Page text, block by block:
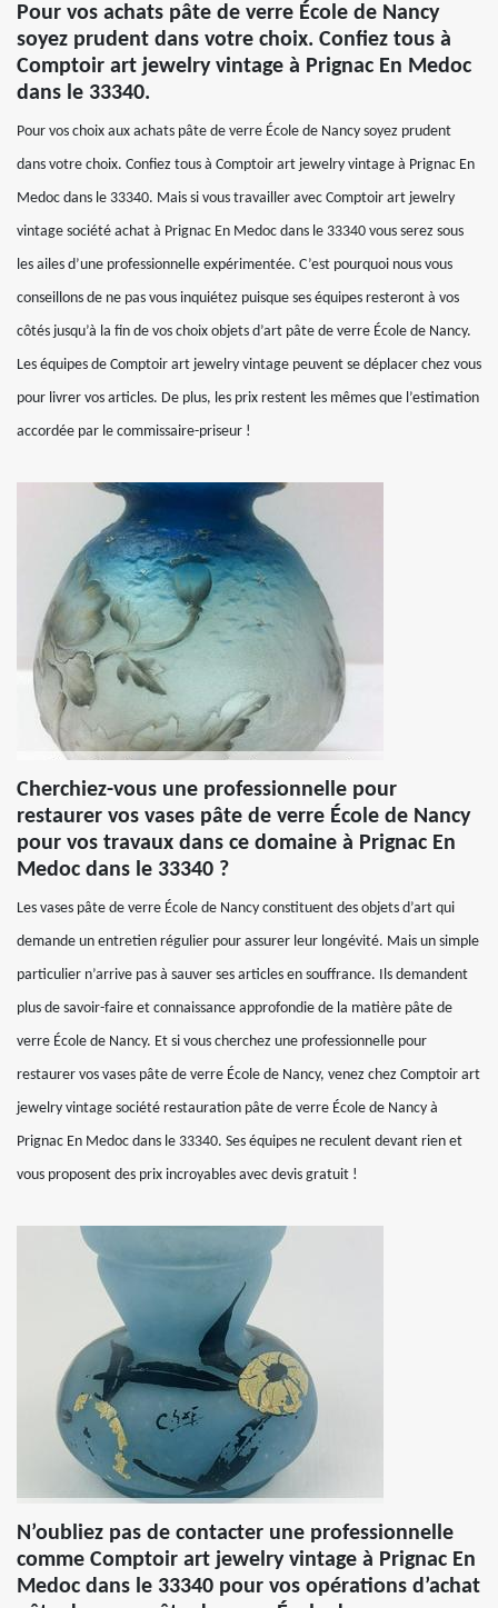
Pour vos achats pâte de verre École de Nancy
soyez prudent dans votre choix. Confiez tous à
Comptoir art jewelry vintage à Prignac En Medoc
dans le 33340.
Pour vos choix aux achats pâte de verre École de Nancy soyez prudent
dans votre choix. Confiez tous à Comptoir art jewelry vintage à Prignac En
Medoc dans le 33340. Mais si vous travailler avec Comptoir art jewelry
vintage société achat à Prignac En Medoc dans le 33340 vous serez sous
les ailes d’une professionnelle expérimentée. C’est pourquoi nous vous
conseillons de ne pas vous inquiétez puisque ses équipes resteront à vos
côtés jusqu’à la fin de vos choix objets d’art pâte de verre École de Nancy.
Les équipes de Comptoir art jewelry vintage peuvent se déplacer chez vous
pour livrer vos articles. De plus, les prix restent les mêmes que l’estimation
accordée par le commissaire-priseur !
Cherchiez-vous une professionnelle pour
restaurer vos vases pâte de verre École de Nancy
pour vos travaux dans ce domaine à Prignac En
Medoc dans le 33340 ?
Les vases pâte de verre École de Nancy constituent des objets d’art qui
demande un entretien régulier pour assurer leur longévité. Mais un simple
particulier n’arrive pas à sauver ses articles en souffrance. Ils demandent
plus de savoir-faire et connaissance approfondie de la matière pâte de
verre École de Nancy. Et si vous cherchez une professionnelle pour
restaurer vos vases pâte de verre École de Nancy, venez chez Comptoir art
jewelry vintage société restauration pâte de verre École de Nancy à
Prignac En Medoc dans le 33340. Ses équipes ne reculent devant rien et
vous proposent des prix incroyables avec devis gratuit !
N’oubliez pas de contacter une professionnelle
comme Comptoir art jewelry vintage à Prignac En
Medoc dans le 33340 pour vos opérations d’achat